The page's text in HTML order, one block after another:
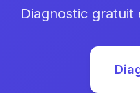
Diagnostic